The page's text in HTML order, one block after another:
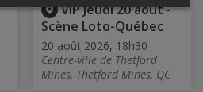
VIP Jeudi 20 août -
Scène Loto-Québec
20 août 2026, 18h30
Centre-ville de Thetford
Mines, Thetford Mines, QC